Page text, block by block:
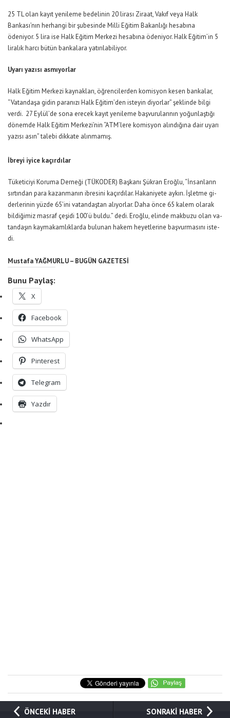
25 TL olan kayıt yenileme bedelinin 20 lirası Ziraat, Vakıf veya Halk
Bankası’nın herhangi bir şubesinde Milli Eğitim Bakanlığı hesabına
ödeniyor. 5 lira ise Halk Eğitim Merkezi hesabına ödeniyor. Halk Eğitim’in 5
liralık harcı bütün bankalara yatırılabiliyor.
Uyarı yazısı asmıyorlar
Halk Eği­tim Mer­ke­zi kay­nak­la­rı, öğ­ren­ci­ler­den ko­mis­yon ke­sen ban­ka­lar,
“Va­tan­da­şa gi­din pa­ra­nı­zı Halk Eği­ti­m’­den is­te­yin di­yor­lar” şeklin­de bil­gi
ver­di. 27 Ey­lü­l’­de so­na ere­cek ka­yıt ye­ni­le­me baş­vu­ru­la­rı­nın yo­ğun­laş­tı­ğı
dö­nem­de Halk Eği­tim Mer­ke­zi­’nin “AT­M’­le­re ko­mis­yon alın­dı­ğı­na da­ir uya­rı
ya­zı­sı ası­n” ta­le­bi dik­ka­te alın­ma­mış.
İbreyi iyice kaçırdılar
Tü­ke­ti­ci­yi Ko­ru­ma Der­ne­ği (TÜ­KO­DER) Baş­ka­nı Şük­ran Eroğ­lu, “İn­san­la­rın
sır­tın­dan pa­ra ka­zan­ma­nın ib­re­si­ni ka­çır­dı­lar. Ha­ka­ni­ye­te aykı­rı. İş­let­me gi­
der­le­ri­nin yüz­de 65’i­ni va­tan­daş­tan alı­yor­lar. Da­ha ön­ce 65 ka­lem ola­rak
bil­di­ği­miz mas­raf çe­şi­di 100’ü bul­du.” de­di. Eroğ­lu, elin­de mak­bu­zu olan va­
tan­da­şın kay­ma­kam­lık­lar­da bu­lu­nan ha­kem he­yet­le­ri­ne baş­vur­ma­sı­nı is­te­
di.
Mustafa YAĞMURLU – BUGÜN GAZETESİ
Bunu Paylaş:
X
Facebook
WhatsApp
Pinterest
Telegram
Yazdır
ÖNCEKİ HABER SONRAKİ HABER